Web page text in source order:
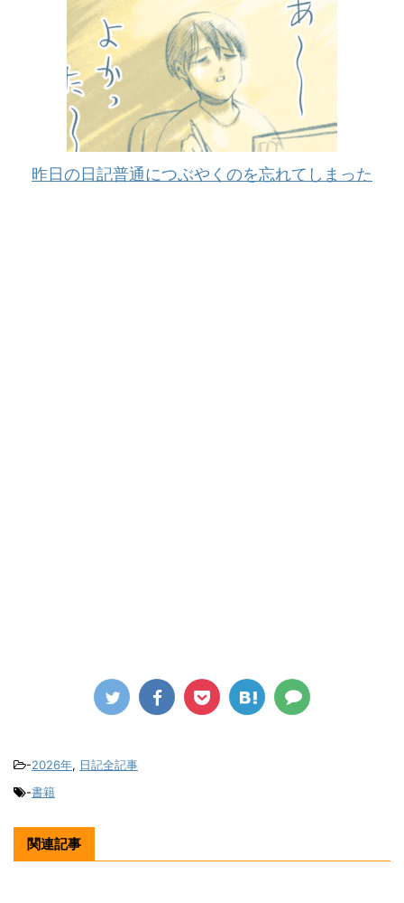
昨日の日記普通につぶやくのを忘れてしまった
-2026年, 日記全記事
-書籍
関連記事